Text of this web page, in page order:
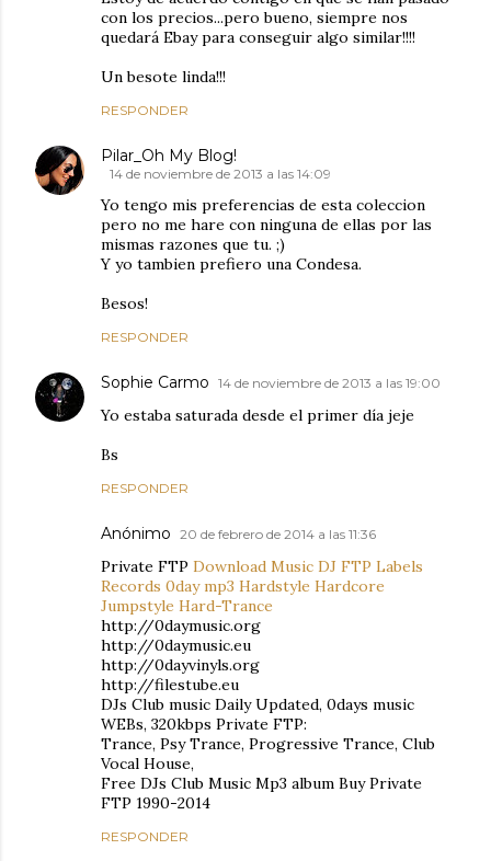
con los precios...pero bueno, siempre nos
quedará Ebay para conseguir algo similar!!!!
Un besote linda!!!
RESPONDER
Pilar_Oh My Blog!
14 de noviembre de 2013 a las 14:09
Yo tengo mis preferencias de esta coleccion
pero no me hare con ninguna de ellas por las
mismas razones que tu. ;)
Y yo tambien prefiero una Condesa.
Besos!
RESPONDER
Sophie Carmo 14 de noviembre de 2013 a las 19:00
Yo estaba saturada desde el primer día jeje
Bs
RESPONDER
Anónimo 20 de febrero de 2014 a las 11:36
Private FTP Download Music DJ FTP Labels
Records 0day mp3 Hardstyle Hardcore
Jumpstyle Hard-Trance
http://0daymusic.org
http://0daymusic.eu
http://0dayvinyls.org
http://filestube.eu
DJs Club music Daily Updated, 0days music
WEBs, 320kbps Private FTP:
Trance, Psy Trance, Progressive Trance, Club
Vocal House,
Free DJs Club Music Mp3 album Buy Private
FTP 1990-2014
RESPONDER